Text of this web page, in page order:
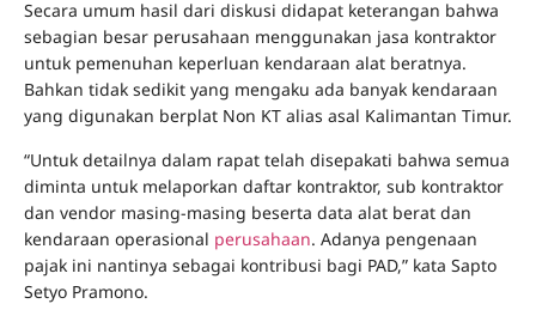
Secara umum hasil dari diskusi didapat keterangan bahwa
sebagian besar perusahaan menggunakan jasa kontraktor
untuk pemenuhan keperluan kendaraan alat beratnya.
Bahkan tidak sedikit yang mengaku ada banyak kendaraan
yang digunakan berplat Non KT alias asal Kalimantan Timur.
“Untuk detailnya dalam rapat telah disepakati bahwa semua
diminta untuk melaporkan daftar kontraktor, sub kontraktor
dan vendor masing-masing beserta data alat berat dan
kendaraan operasional perusahaan. Adanya pengenaan
pajak ini nantinya sebagai kontribusi bagi PAD,” kata Sapto
Setyo Pramono.